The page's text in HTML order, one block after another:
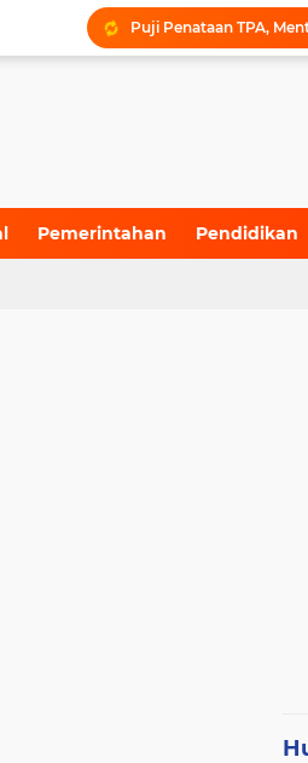
Pemerintahan Pendidikan